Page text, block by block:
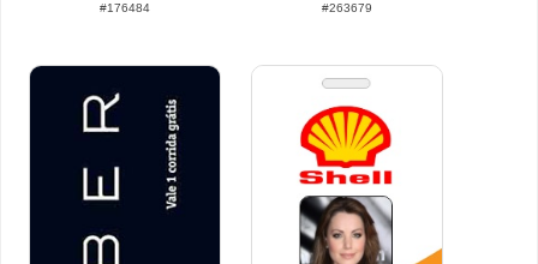
#176484
#263679